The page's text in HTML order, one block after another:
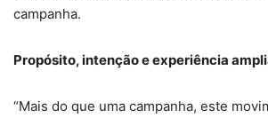
campanha.
Propósito, intenção e experiência
“Mais do que uma campanha, este